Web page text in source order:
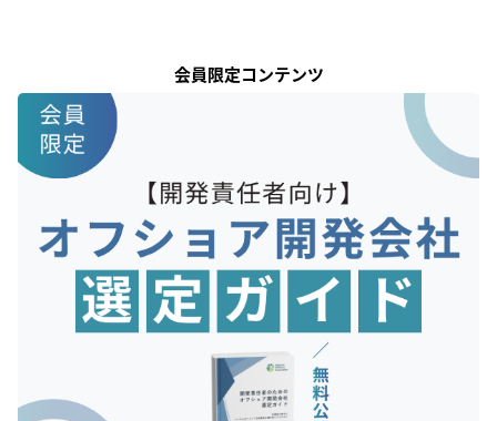
会員限定コンテンツ